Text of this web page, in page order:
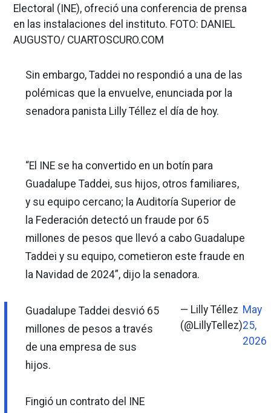
Electoral (INE), ofreció una conferencia de prensa
en las instalaciones del instituto. FOTO: DANIEL
AUGUSTO/ CUARTOSCURO.COM
Sin embargo, Taddei no respondió a una de las
polémicas que la envuelve, enunciada por la
senadora panista Lilly Téllez el día de hoy.
“El INE se ha convertido en un botín para
Guadalupe Taddei, sus hijos, otros familiares,
y su equipo cercano; la Auditoría Superior de
la Federación detectó un fraude por 65
millones de pesos que llevó a cabo Guadalupe
Taddei y su equipo, cometieron este fraude en
la Navidad de 2024”, dijo la senadora.
Guadalupe Taddei desvió 65
millones de pesos a través
de una empresa de sus
hijos.
Fingió un contrato del INE
— Lilly Téllez
(@LillyTellez)
May
25,
2026